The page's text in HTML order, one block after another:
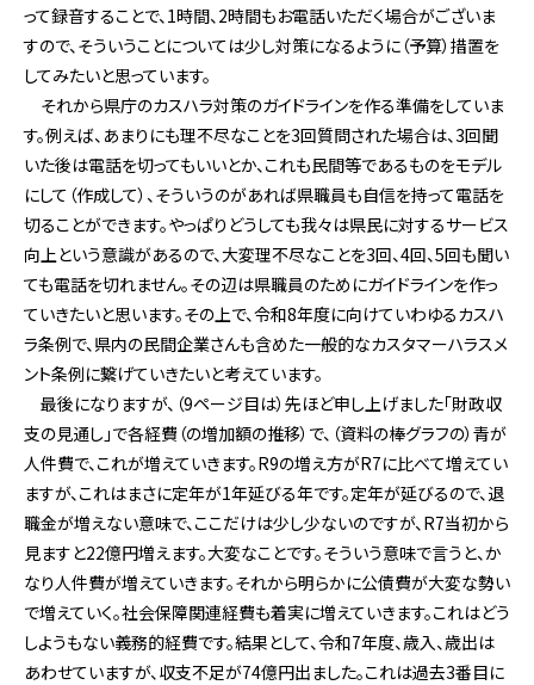
って録音することで、1時間、2時間もお電話いただく場合がございま
すので、そういうことについては少し対策になるように（予算）措置を
してみたいと思っています。
それから県庁のカスハラ対策のガイドラインを作る準備をしていま
す。例えば、あまりにも理不尽なことを3回質問された場合は、3回聞
いた後は電話を切ってもいいとか、これも民間等であるものをモデル
にして（作成して）、そういうのがあれば県職員も自信を持って電話を
切ることができます。やっぱりどうしても我々は県民に対するサービス
向上という意識があるので、大変理不尽なことを3回、4回、5回も聞い
ても電話を切れません。その辺は県職員のためにガイドラインを作っ
ていきたいと思います。その上で、令和8年度に向けていわゆるカスハ
ラ条例で、県内の民間企業さんも含めた一般的なカスタマーハラスメ
ント条例に繋げていきたいと考えています。
最後になりますが、（9ページ目は）先ほど申し上げました「財政収
支の見通し」で各経費（の増加額の推移）で、（資料の棒グラフの）青が
人件費で、これが増えていきます。R9の増え方がR7に比べて増えてい
ますが、これはまさに定年が1年延びる年です。定年が延びるので、退
職金が増えない意味で、ここだけは少し少ないのですが、R7当初から
見ますと22億円増えます。大変なことです。そういう意味で言うと、か
なり人件費が増えていきます。それから明らかに公債費が大変な勢い
で増えていく。社会保障関連経費も着実に増えていきます。これはどう
しようもない義務的経費です。結果として、令和7年度、歳入、歳出は
あわせていますが、収支不足が74億円出ました。これは過去3番目に